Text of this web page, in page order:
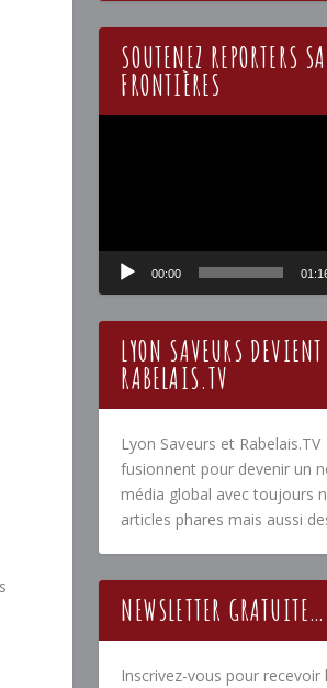
SOUTENEZ REPORTERS
FRONTIÈRES
00:00
LYON SAVEURS DEVIENT
RABELAIS.TV
Lyon Saveurs et Rabelais.TV
fusionnent pour devenir un
média global avec toujours
articles phares mais aussi
NEWSLETTER GRATUITE…
Inscrivez-vous pour recevoir